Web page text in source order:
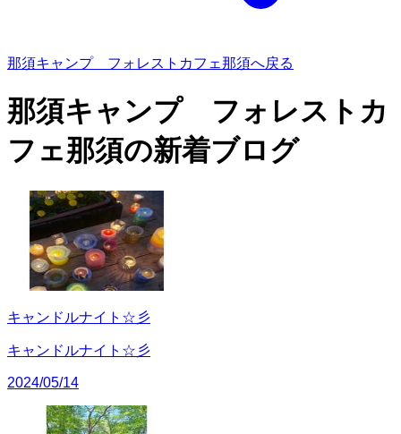
那須キャンプ フォレストカフェ那須へ戻る
那須キャンプ フォレストカ
フェ那須の新着ブログ
キャンドルナイト☆彡
キャンドルナイト☆彡
2024/05/14